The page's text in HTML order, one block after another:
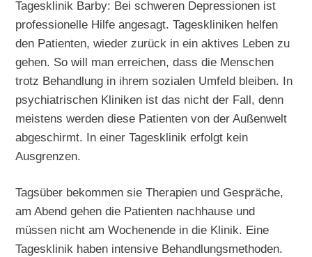
Tagesklinik Barby: Bei schweren Depressionen ist
professionelle Hilfe angesagt. Tageskliniken helfen
den Patienten, wieder zurück in ein aktives Leben zu
gehen. So will man erreichen, dass die Menschen
trotz Behandlung in ihrem sozialen Umfeld bleiben. In
psychiatrischen Kliniken ist das nicht der Fall, denn
meistens werden diese Patienten von der Außenwelt
abgeschirmt. In einer Tagesklinik erfolgt kein
Ausgrenzen.
Tagsüber bekommen sie Therapien und Gespräche,
am Abend gehen die Patienten nachhause und
müssen nicht am Wochenende in die Klinik. Eine
Tagesklinik haben intensive Behandlungsmethoden.